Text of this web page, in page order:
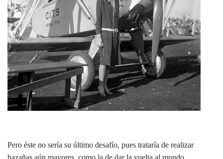
Pero éste no sería su último desafío, pues trataría de realizar